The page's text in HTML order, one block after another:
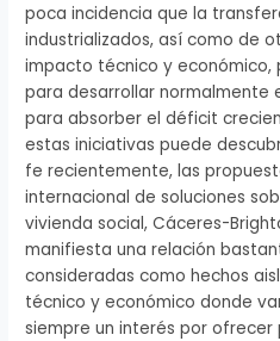
poca incidencia que la
industrializados, así como de
impacto técnico y económico,
para desarrollar normalmente
para absorber el déficit
estas iniciativas puede
fe recientemente, las
internacional de soluciones
vivienda social, Cáceres-
manifiesta una relación
consideradas como hechos
técnico y económico donde
siempre un interés por